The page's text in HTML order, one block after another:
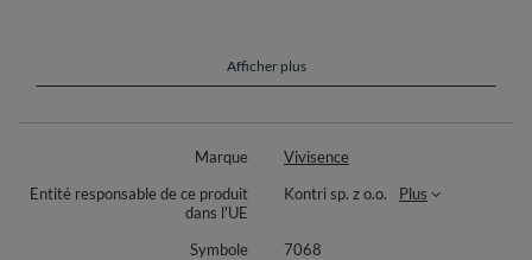
mode exceptionnel et durable.
le modèle ne provoque pas les cheveux electrique
fabriqué en UE
Afficher plus
Marque
Vivisence
Entité responsable de ce produit
dans l'UE
Kontri sp. z o.o. Plus
Symbole
7068